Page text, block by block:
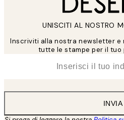
UNISCITI AL NOSTRO
Inscriviti alla nostra newsletter e
tutte le stampe per il tuo
INVIA